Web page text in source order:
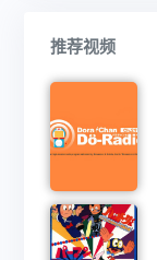
推荐视频